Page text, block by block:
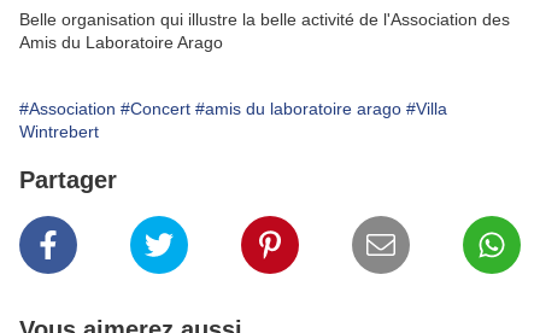
Belle organisation qui illustre la belle activité de l'Association des
Amis du Laboratoire Arago
#Association #Concert #amis du laboratoire arago #Villa
Wintrebert
Partager